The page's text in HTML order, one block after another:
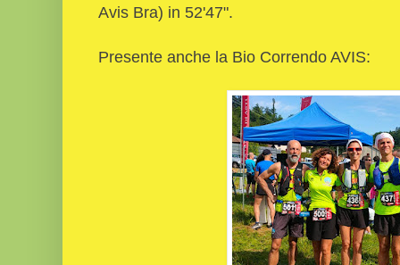
Avis Bra) in 52'47".
Presente anche la Bio Correndo AVIS: